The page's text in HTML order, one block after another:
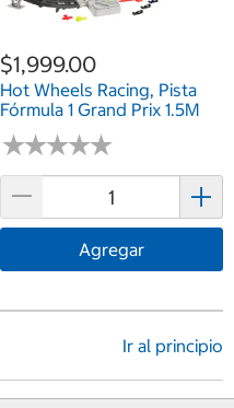
$1,999.00
Hot Wheels Racing, Pista
Fórmula 1 Grand Prix 1.5M
★★★★★
★★★★★
Agregar
Ir al principio